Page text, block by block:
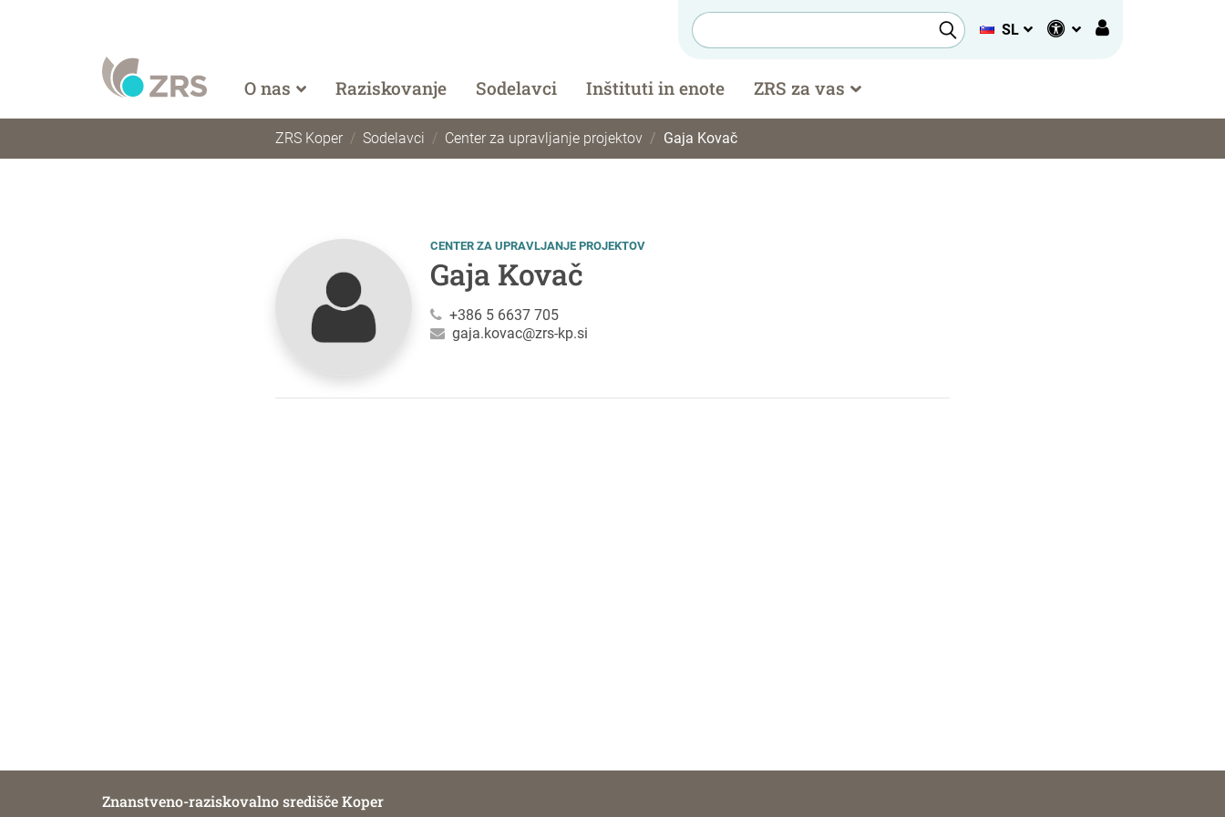
SL
O nas Raziskovanje Sodelavci Inštituti in enote ZRS za vas
ZRS Koper Sodelavci Center za upravljanje projektov Gaja Kovač
CENTER ZA UPRAVLJANJE PROJEKTOV
Gaja Kovač
+386 5 6637 705
gaja.kovac@zrs-kp.si
Znanstveno-raziskovalno središče Koper